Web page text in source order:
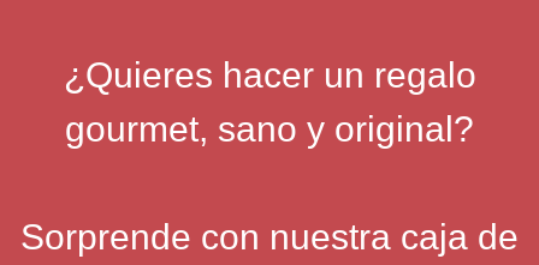
¿Quieres hacer un regalo
gourmet, sano y original?
Sorprende con nuestra caja de